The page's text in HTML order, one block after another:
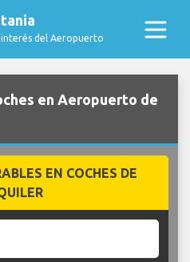
del Aeropuerto
en Aeropuerto de
EN COCHES DE